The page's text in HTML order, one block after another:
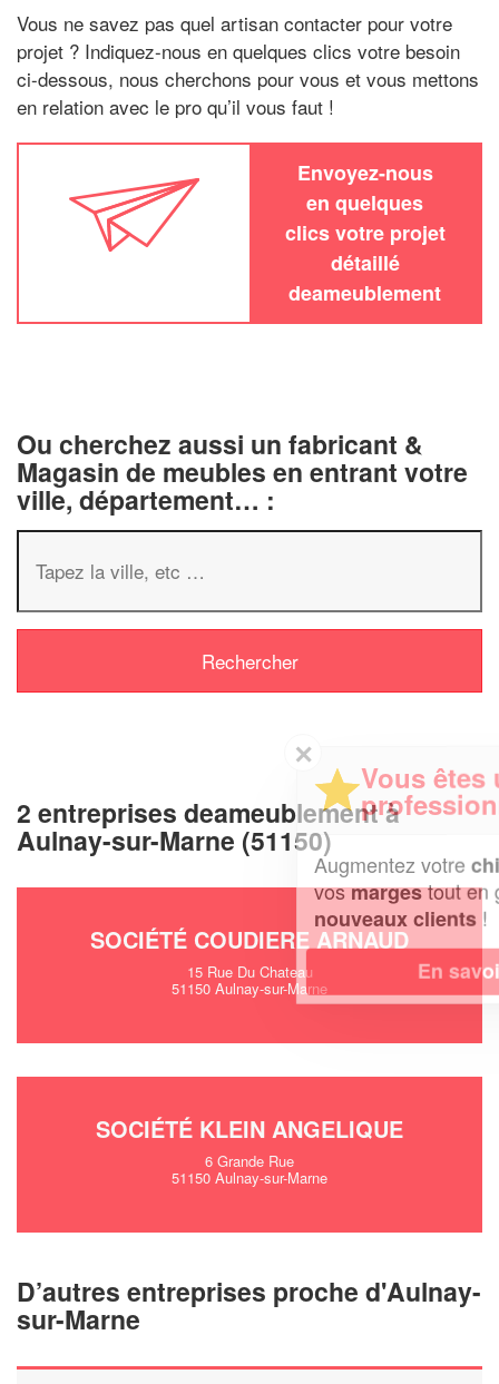
Vous ne savez pas quel artisan contacter pour votre
projet ? Indiquez-nous en quelques clics votre besoin
ci-dessous, nous cherchons pour vous et vous mettons
en relation avec le pro qu’il vous faut !
Envoyez-nous
en quelques
clics votre projet
détaillé
deameublement
Ou cherchez aussi un fabricant &
Magasin de meubles en entrant votre
ville, département… :
2 entreprises deameublement à
Aulnay-sur-Marne (51150)
SOCIÉTÉ COUDIERE ARNAUD
15 Rue Du Chateau
51150 Aulnay-sur-Marne
SOCIÉTÉ KLEIN ANGELIQUE
6 Grande Rue
51150 Aulnay-sur-Marne
D’autres entreprises proche d'Aulnay-
sur-Marne
Vous êtes un
professionnel ?
Augmentez votre chiffre d'affaireset
vosmargestout en gagnant de
En savoir plus